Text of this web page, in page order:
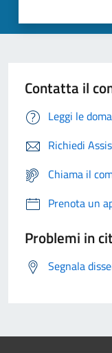
Contatta il
Leggi le
Richiedi
Chiama il
Prenota un
Problemi in
Segnala